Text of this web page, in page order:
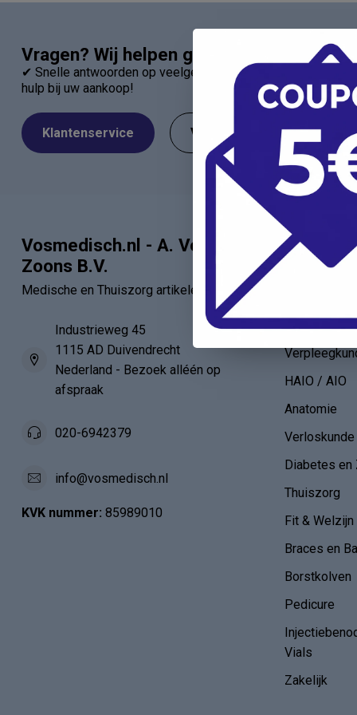
Vragen? Wij helpen graag!
✔ Snelle antwoorden op veelgestelde vragen ✔ Direct
hulp bij uw aankoop!
Klantenservice Veelgestelde Vragen
Vosmedisch.nl - A. Vos en
Zoons B.V.
Medische en Thuiszorg artikelen
Industrieweg 45
1115 AD Duivendrecht
Nederland - Bezoek alléén op
afspraak
020-6942379
info@vosmedisch.nl
KVK nummer: 85989010
EHBO - BHV
HAIO / AIO
Anatomie
Verloskunde
Diabetes
Thuiszorg
Fit & Welzijn
Braces en
Borstkolven
Pedicure
Vials
Zakelijk